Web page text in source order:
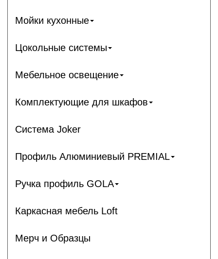
Мойки кухонные
Цокольные системы
Мебельное освещение
Комплектующие для шкафов
Система Joker
Профиль Алюминиевый PREMIAL
Ручка профиль GOLA
Каркасная мебель Loft
Мерч и Образцы